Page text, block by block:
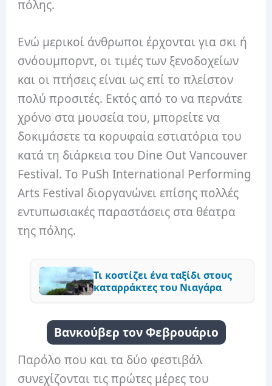
πόλης.
Ενώ μερικοί άνθρωποι έρχονται για σκι ή
σνόουμπορντ, οι τιμές των ξενοδοχείων
και οι πτήσεις είναι ως επί το πλείστον
πολύ προσιτές. Εκτός από το να περνάτε
χρόνο στα μουσεία του, μπορείτε να
δοκιμάσετε τα κορυφαία εστιατόρια του
κατά τη διάρκεια του Dine Out Vancouver
Festival. Το PuSh International Performing
Arts Festival διοργανώνει επίσης πολλές
εντυπωσιακές παραστάσεις στα θέατρα
της πόλης.
Τι κοστίζει ένα ταξίδι στους
καταρράκτες του Νιαγάρα
Βανκούβερ τον Φεβρουάριο
Παρόλο που και τα δύο φεστιβάλ
συνεχίζονται τις πρώτες μέρες του